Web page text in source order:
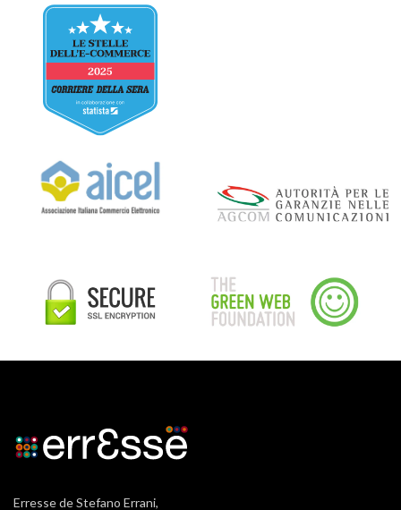
Erresse de Stefano Errani,